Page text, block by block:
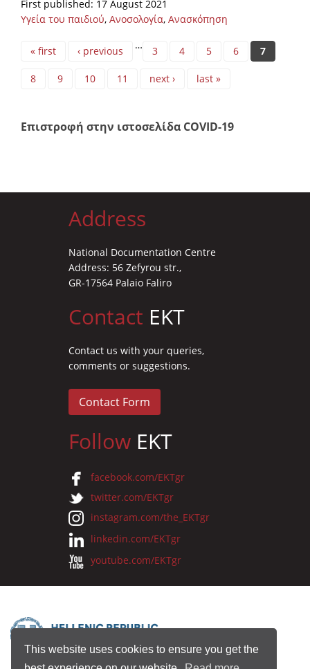
This website uses cookies to ensure you get the
First published: 17 August 2021
Υγεία του παιδιού, Ανοσολογία, Ανασκόπηση
Pages
« first ‹ previous … 3 4 5 6 7
8 9 10 11 next › last »
Επιστροφή στην ιστοσελίδα COVID-19
Address
National Documentation Centre
Address: 56 Zefyrou str.,
GR-17564 Palaio Faliro
Contact EKT
Contact us with your queries,
comments or suggestions.
Contact Form
Follow EKT
facebook.com/EKTgr
twitter.com/EKTgr
instagram.com/the_EKTgr
linkedin.com/EKTgr
youtube.com/EKTgr